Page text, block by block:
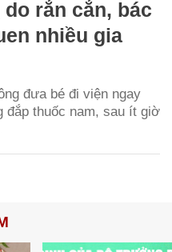
rắn cắn, bác
nhiều gia
đưa bé đi viện ngay
đắp thuốc nam, sau ít giờ